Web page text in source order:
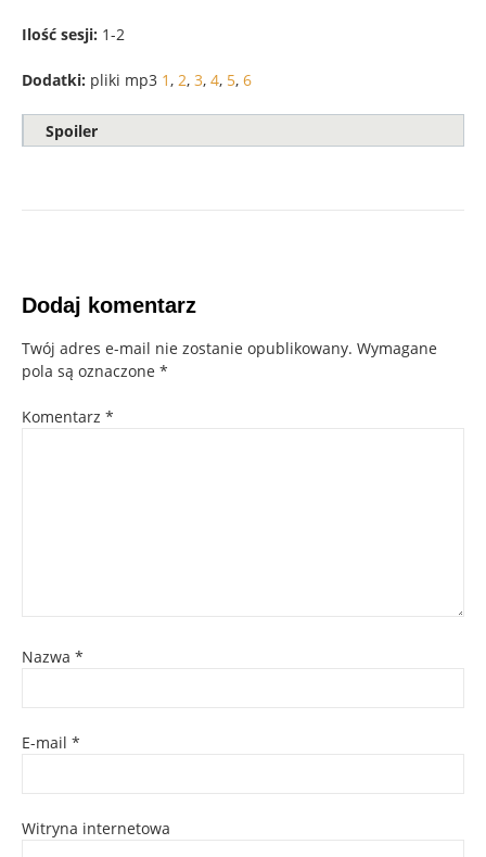
Ilość sesji: 1-2
Dodatki: pliki mp3 1, 2, 3, 4, 5, 6
Spoiler
Dodaj komentarz
Twój adres e-mail nie zostanie opublikowany. Wymagane
pola są oznaczone *
Komentarz *
Nazwa *
E-mail *
Witryna internetowa